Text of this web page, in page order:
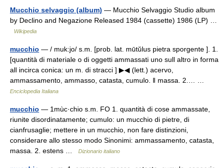
Mucchio selvaggio (album) — Mucchio Selvaggio Studio album
by Declino and Negazione Released 1984 (cassette) 1986 (LP) …
Wikipedia
mucchio — / muk:jo/ s.m. [prob. lat. mūtŭlus pietra sporgente ]. 1.
[quantità di materiale o di oggetti ammassati uno sull altro in forma
all incirca conica: un m. di stracci ] ▶◀ (lett.) acervo,
ammassamento, ammasso, catasta, cumulo. ‖ massa. 2.… …
Enciclopedia Italiana
mucchio — 1mùc·chio s.m. FO 1. quantità di cose ammassate,
riunite disordinatamente; cumulo: un mucchio di pietre, di
cianfrusaglie; mettere in un mucchio, non fare distinzioni,
considerare allo stesso modo Sinonimi: ammassamento, catasta,
massa. 2. estens …
Dizionario italiano